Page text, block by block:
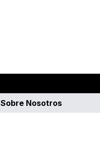
Sobre Nosotros